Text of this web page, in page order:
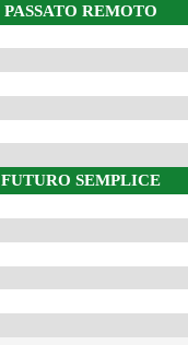
PASSATO REMOTO
FUTURO SEMPLICE